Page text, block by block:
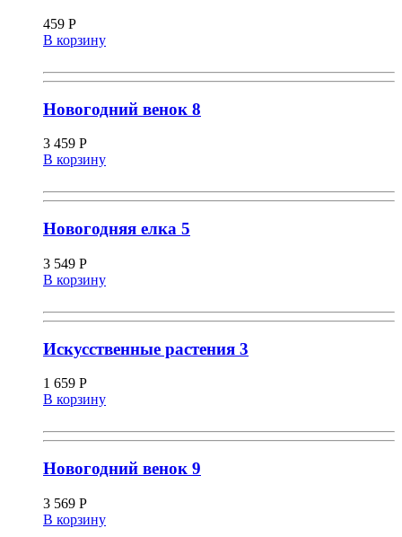
459 Р
В корзину
Новогодний венок 8
3 459 Р
В корзину
Новогодняя елка 5
3 549 Р
В корзину
Искусственные растения 3
1 659 Р
В корзину
Новогодний венок 9
3 569 Р
В корзину